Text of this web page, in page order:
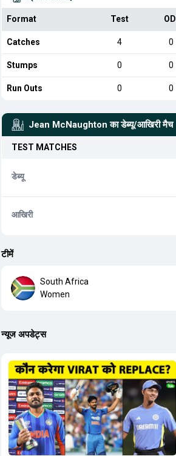
Format Test ODI
Catches 4 0
Stumps 0 0
Run Outs 0 0
Jean McNaughton का डेब्यू/आखिरी मैच
TEST MATCHES
डेब्यू
आखिरी
टीमें
South Africa
Women
न्यूज अपडेट्स